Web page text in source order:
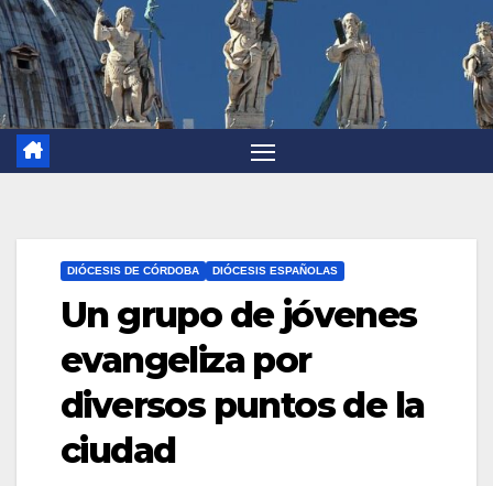
DIÓCESIS DE CÓRDOBA DIÓCESIS ESPAÑOLAS
Un grupo de jóvenes
evangeliza por
diversos puntos de la
ciudad